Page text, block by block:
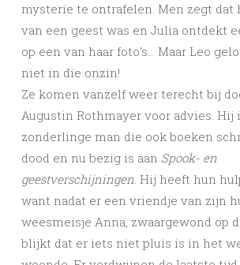
mysterie te ontrafelen. Men zegt dat
van een geest was en Julia ontdekt
op een van haar foto’s… Maar Leo
niet in die onzin!
Ze komen vanzelf weer terecht bij
Augustin Rothmayer voor advies. Hij
zonderlinge man die ook boeken
dood en nu bezig is aan Spook- en
geestverschijningen. Hij heeft hun
want nadat er een vriendje van zijn
weesmeisje Anna, zwaargewond op
blijkt dat er iets niet pluis is in het